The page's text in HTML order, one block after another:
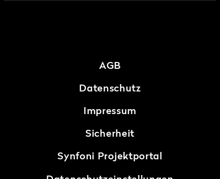
AGB
Datenschutz
Impressum
Sicherheit
Synfoni Projektportal